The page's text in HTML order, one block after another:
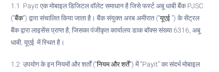
1.1 Payit एक मोबाइल डिजिटल वॉलेट समाधान है जिसे फर्स्ट अबू धाबी बैंक PJSC
(“बैंक“) द्वारा संचालित किया जाता है। बैंक संयुक्त अरब अमीरात (“यूएई“) के सेंट्रल
बैंक द्वारा लाइसेंस प्राप्त है, जिसका पंजीकृत कार्यालय डाक बॉक्स संख्या 6316, अबू
धाबी, यूएई में स्थित है।
1.2 उपयोग के इन नियमों और शर्तों (“नियम और शर्तें“) में “Payit” का संदर्भ मोबाइल